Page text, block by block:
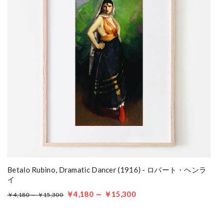
Betalo Rubino, Dramatic Dancer (1916) - ロバート・ヘンラ
イ
￥4,180 ～ ￥15,300 ￥4,180 ～ ￥15,300